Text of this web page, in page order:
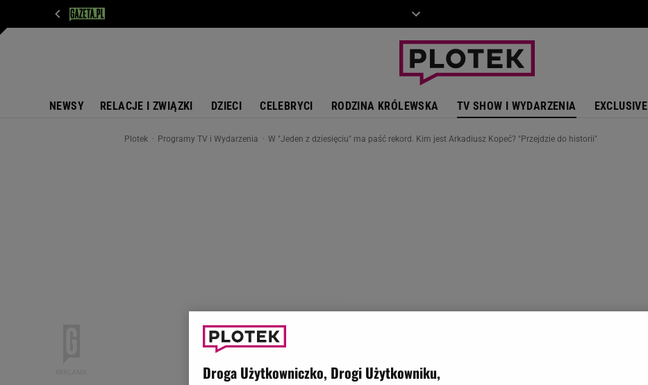
NEWSY RELACJE I ZWIĄZKI DZIECI CELEBRYCI RODZINA KRÓLEWSKA TV SHOW I WYDARZENIA EXCLUSIVE
Plotek Programy TV i Wydarzenia W "Jeden z dziesięciu" ma paść rekord. Kim jest Arkadiusz Kopeć? "Przejdzie do historii"
Droga Użytkowniczko, Drogi Użytkowniku,